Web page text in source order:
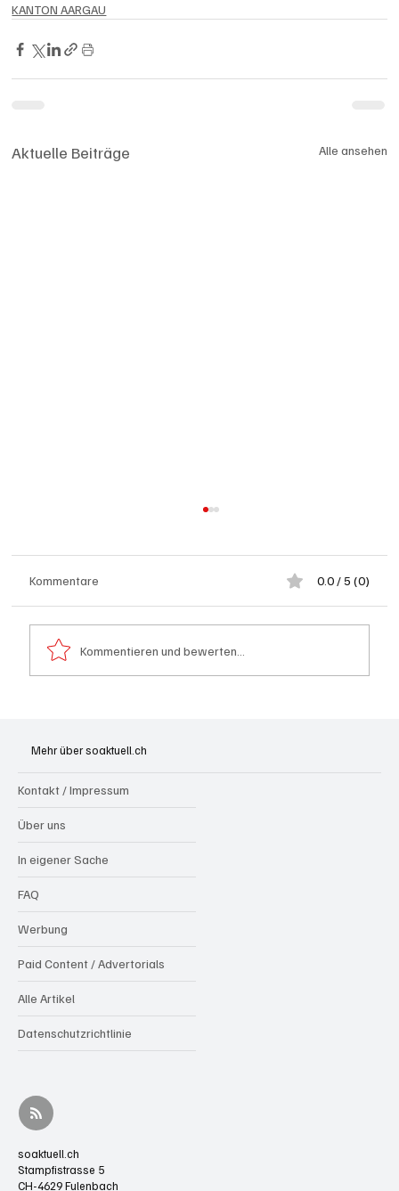
KANTON AARGAU
Aktuelle Beiträge Alle ansehen
Kommentare 0.0 / 5 (0)
Kommentieren und bewerten...
Mehr über soaktuell.ch
Kontakt / Impressum
Über uns
In eigener Sache
FAQ
Werbung
Paid Content / Advertorials
Alle Artikel
Datenschutzrichtlinie
soaktuell.ch
Stampfistrasse 5
CH-4629 Fulenbach